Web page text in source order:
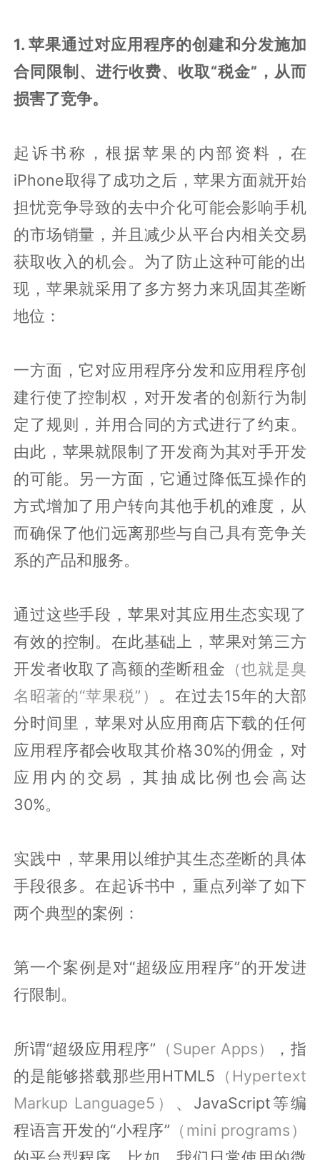
1. 苹果通过对应用程序的创建和分发施加
合同限制、进行收费、收取“税金”，从而
损害了竞争。
起诉书称，根据苹果的内部资料，在
iPhone取得了成功之后，苹果方面就开始
担忧竞争导致的去中介化可能会影响手机
的市场销量，并且减少从平台内相关交易
获取收入的机会。为了防止这种可能的出
现，苹果就采用了多方努力来巩固其垄断
地位：
一方面，它对应用程序分发和应用程序创
建行使了控制权，对开发者的创新行为制
定了规则，并用合同的方式进行了约束。
由此，苹果就限制了开发商为其对手开发
的可能。另一方面，它通过降低互操作的
方式增加了用户转向其他手机的难度，从
而确保了他们远离那些与自己具有竞争关
系的产品和服务。
通过这些手段，苹果对其应用生态实现了
有效的控制。在此基础上，苹果对第三方
开发者收取了高额的垄断租金 （也就是臭
名昭著的“苹果税”） 。在过去15年的大部
分时间里，苹果对从应用商店下载的任何
应用程序都会收取其价格30%的佣金，对
应用内的交易，其抽成比例也会高达
30%。
实践中，苹果用以维护其生态垄断的具体
手段很多。在起诉书中，重点列举了如下
两个典型的案例：
第一个案例是对“超级应用程序”的开发进
行限制。
所谓“超级应用程序” （Super Apps）
，指
的是能够搭载那些用HTML5 （Hypertext
Markup Language5） 、JavaScript等编
程语言开发的“小程序” （mini programs）